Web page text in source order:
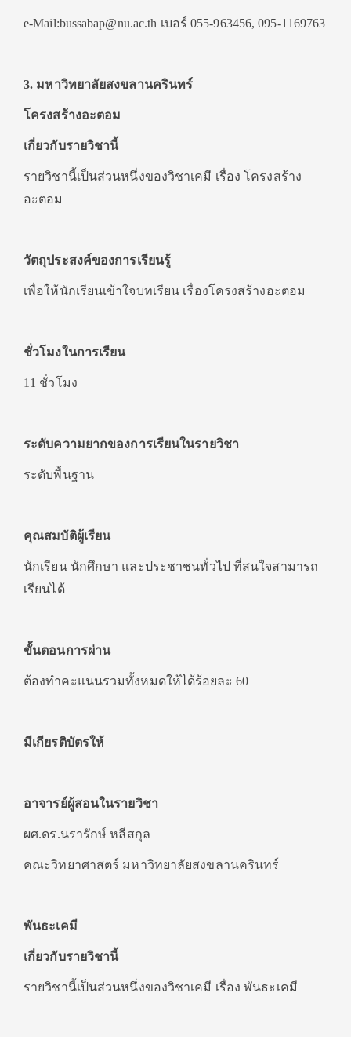
e-Mail:bussabap@nu.ac.th เบอร์ 055-963456, 095-1169763
3. มหาวิทยาลัยสงขลานครินทร์
โครงสร้างอะตอม
เกี่ยวกับรายวิชานี้
รายวิชานี้เป็นส่วนหนึ่งของวิชาเคมี เรื่อง โครงสร้าง
อะตอม
วัตถุประสงค์ของการเรียนรู้
เพื่อให้นักเรียนเข้าใจบทเรียน เรื่องโครงสร้างอะตอม
ชั่วโมงในการเรียน
11 ชั่วโมง
ระดับความยากของการเรียนในรายวิชา
ระดับพื้นฐาน
คุณสมบัติผู้เรียน
นักเรียน นักศึกษา และประชาชนทั่วไป ที่สนใจสามารถ
เรียนได้
ขั้นตอนการผ่าน
ต้องทำคะแนนรวมทั้งหมดให้ได้ร้อยละ 60
มีเกียรติบัตรให้
อาจารย์ผู้สอนในรายวิชา
ผศ.ดร.นรารักษ์ หลีสกุล
คณะวิทยาศาสตร์ มหาวิทยาลัยสงขลานครินทร์
พันธะเคมี
เกี่ยวกับรายวิชานี้
รายวิชานี้เป็นส่วนหนึ่งของวิชาเคมี เรื่อง พันธะเคมี